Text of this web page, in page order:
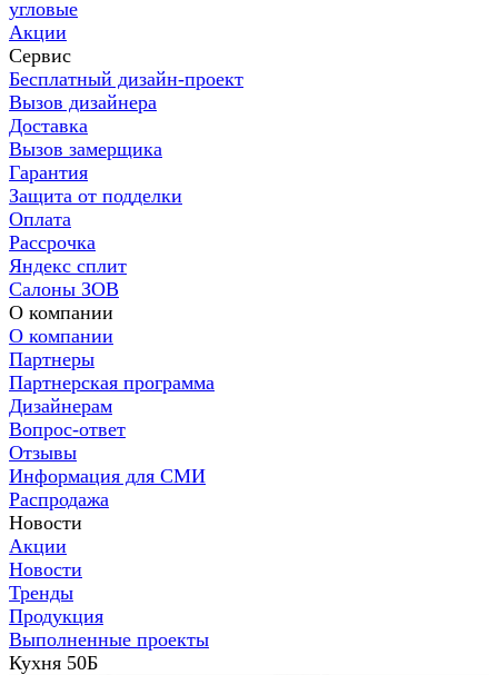
угловые
Акции
Сервис
Бесплатный дизайн-проект
Вызов дизайнера
Доставка
Вызов замерщика
Гарантия
Защита от подделки
Оплата
Рассрочка
Яндекс сплит
Салоны ЗОВ
О компании
О компании
Партнеры
Партнерская программа
Дизайнерам
Вопрос-ответ
Отзывы
Информация для СМИ
Распродажа
Новости
Акции
Новости
Тренды
Продукция
Выполненные проекты
Кухня 50Б